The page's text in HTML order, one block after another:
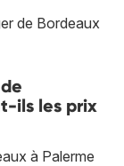
de Bordeaux
ils les prix
à Palerme